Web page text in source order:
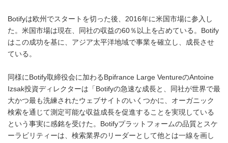
Botifyは欧州でスタートを切った後、2016年に米国市場に参入し
た。米国市場は現在、同社の収益の60％以上を占めている。Botify
はこの成功を基に、アジア太平洋地域で事業を確立し、成長させ
ている。
同様にBotify取締役会に加わるBpifrance Large VentureのAntoine
Izsak投資ディレクターは「Botifyの急速な成長と、同社が世界で最
大かつ最も洗練されたウェブサイトのいくつかに、オーガニック
検索を通じて測定可能な収益成長を促進することを実現している
という事実に感銘を受けた。Botifyプラットフォームの品質とスケ
ーラビリティーは、検索業界のリーダーとして他とは一線を画し